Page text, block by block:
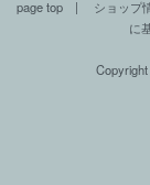
page top | ショップ
に